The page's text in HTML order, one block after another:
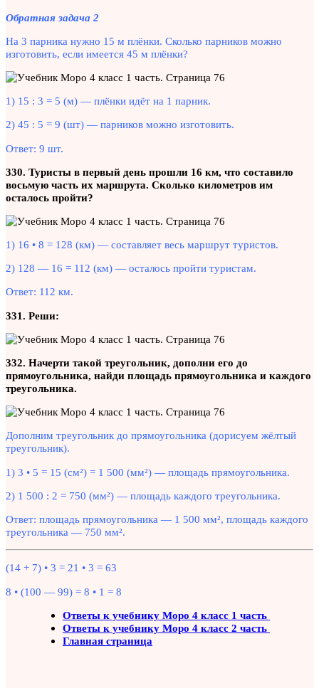
Обратная задача 2
На 3 парника нужно 15 м плёнки. Сколько парников можно
изготовить, если имеется 45 м плёнки?
1) 15 : 3 = 5 (м) — плёнки идёт на 1 парник.
2) 45 : 5 = 9 (шт) — парников можно изготовить.
Ответ: 9 шт.
330. Туристы в первый день прошли 16 км, что составило
восьмую часть их маршрута. Сколько километров им
осталось пройти?
1) 16 • 8 = 128 (км) — составляет весь маршрут туристов.
2) 128 — 16 = 112 (км) — осталось пройти туристам.
Ответ: 112 км.
331. Реши:
332. Начерти такой треугольник, дополни его до
прямоугольника, найди площадь прямоугольника и каждого
треугольника.
Дополним треугольник до прямоугольника (дорисуем жёлтый
треугольник).
1) 3 • 5 = 15 (см²) = 1 500 (мм²) — площадь прямоугольника.
2) 1 500 : 2 = 750 (мм²) — площадь каждого треугольника.
Ответ: площадь прямоугольника — 1 500 мм², площадь каждого
треугольника — 750 мм².
(14 + 7) • 3 = 21 • 3 = 63
8 • (100 — 99) = 8 • 1 = 8
Ответы к учебнику Моро 4 класс 1 часть
Ответы к учебнику Моро 4 класс 2 часть
Главная страница